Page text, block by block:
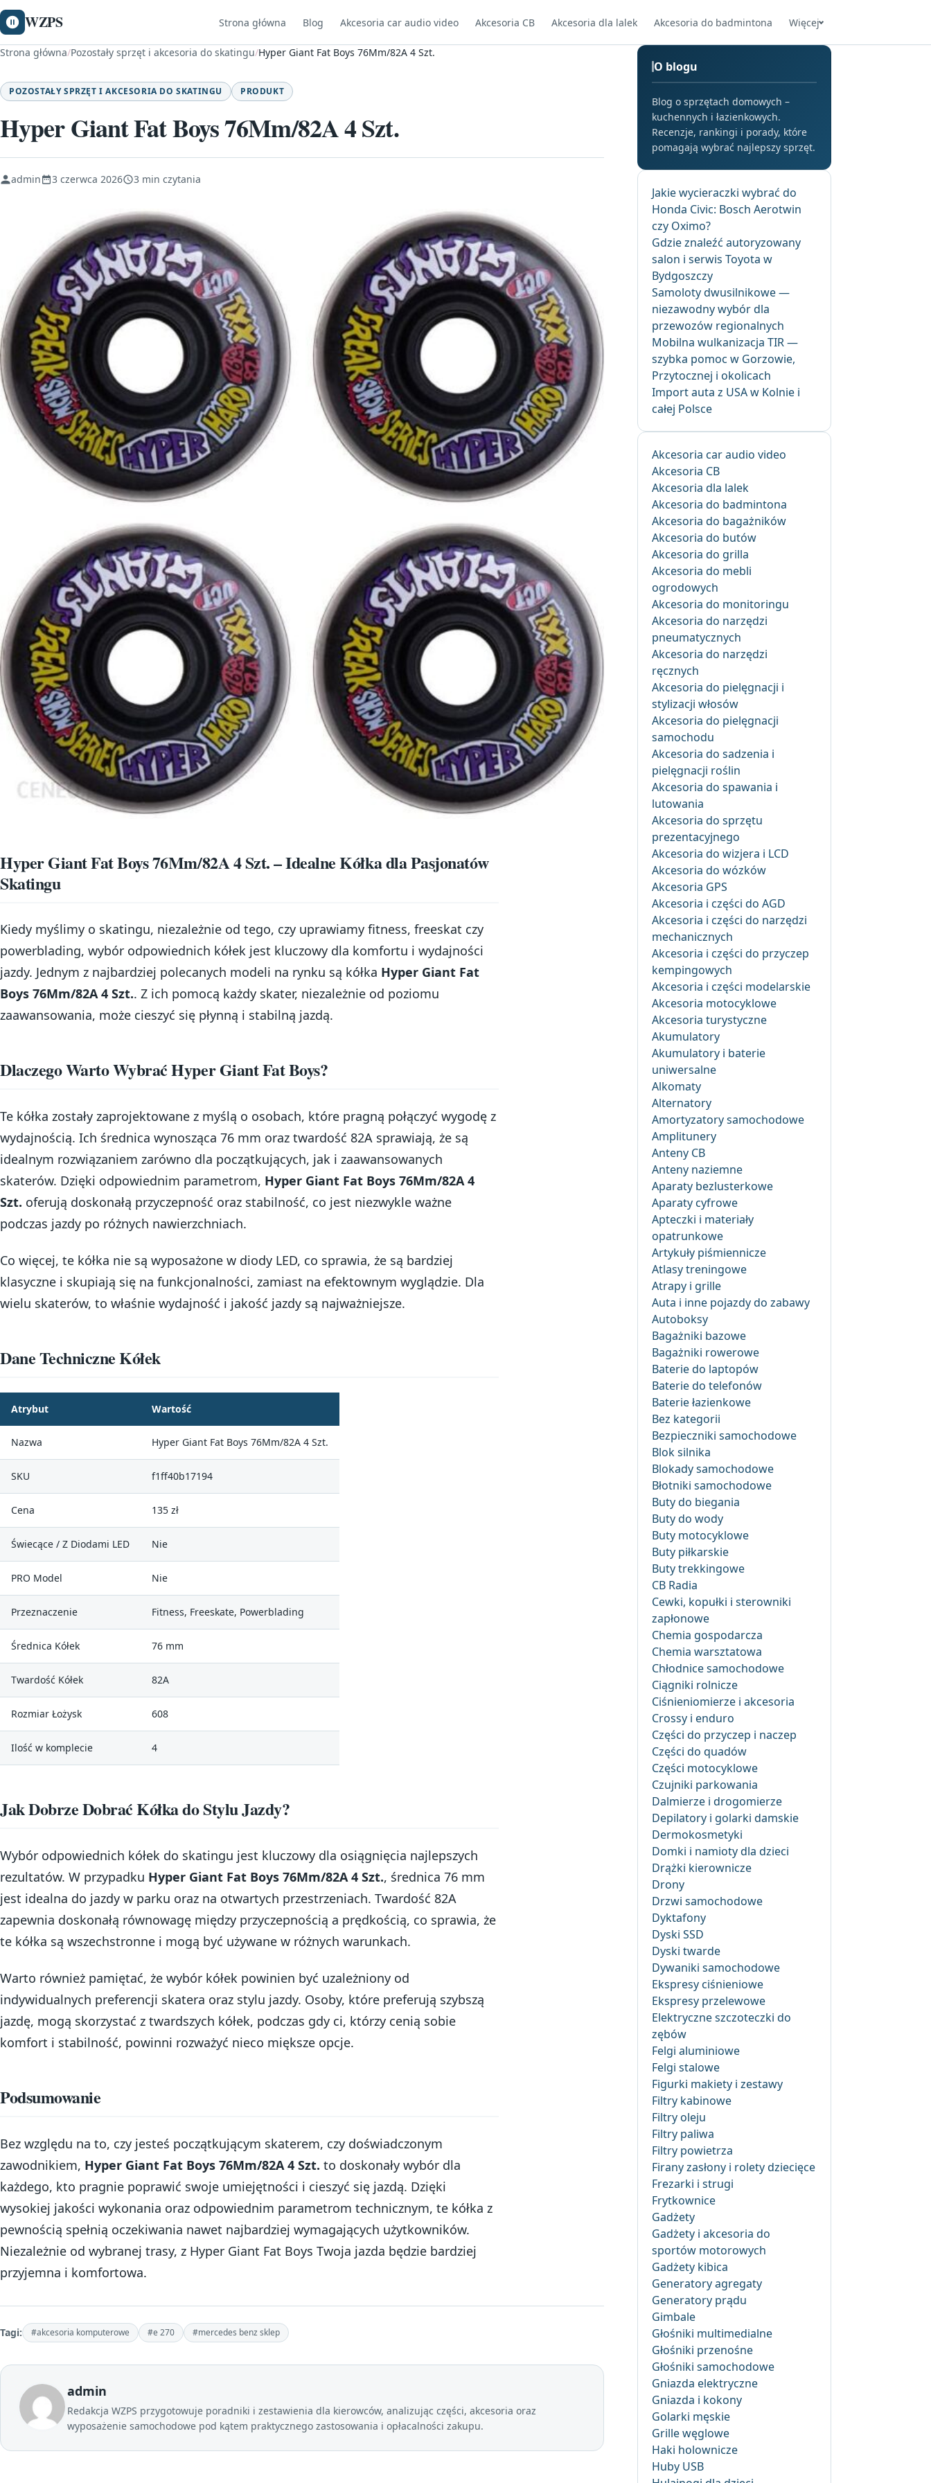
WZPS Strona główna Blog Akcesoria car audio video Akcesoria CB Akcesoria dla lalek Akcesoria do badmintona Więcej
Strona główna/Pozostały sprzęt i akcesoria do skatingu/Hyper Giant Fat Boys 76Mm/82A 4 Szt.
POZOSTAŁY SPRZĘT I AKCESORIA DO SKATINGU PRODUKT
Hyper Giant Fat Boys 76Mm/82A 4 Szt.
admin 3 czerwca 2026 3 min czytania
Hyper Giant Fat Boys 76Mm/82A 4 Szt. – Idealne Kółka dla Pasjonatów
Skatingu
Kiedy myślimy o skatingu, niezależnie od tego, czy uprawiamy fitness, freeskat czy
powerblading, wybór odpowiednich kółek jest kluczowy dla komfortu i wydajności
jazdy. Jednym z najbardziej polecanych modeli na rynku są kółka Hyper Giant Fat
Boys 76Mm/82A 4 Szt.. Z ich pomocą każdy skater, niezależnie od poziomu
zaawansowania, może cieszyć się płynną i stabilną jazdą.
Dlaczego Warto Wybrać Hyper Giant Fat Boys?
Te kółka zostały zaprojektowane z myślą o osobach, które pragną połączyć wygodę z
wydajnością. Ich średnica wynosząca 76 mm oraz twardość 82A sprawiają, że są
idealnym rozwiązaniem zarówno dla początkujących, jak i zaawansowanych
skaterów. Dzięki odpowiednim parametrom, Hyper Giant Fat Boys 76Mm/82A 4
Szt. oferują doskonałą przyczepność oraz stabilność, co jest niezwykle ważne
podczas jazdy po różnych nawierzchniach.
Co więcej, te kółka nie są wyposażone w diody LED, co sprawia, że są bardziej
klasyczne i skupiają się na funkcjonalności, zamiast na efektownym wyglądzie. Dla
wielu skaterów, to właśnie wydajność i jakość jazdy są najważniejsze.
Dane Techniczne Kółek
Atrybut Wartość
Nazwa Hyper Giant Fat Boys 76Mm/82A 4 Szt.
SKU f1ff40b17194
Cena 135 zł
Świecące / Z Diodami LED Nie
PRO Model Nie
Przeznaczenie Fitness, Freeskate, Powerblading
Średnica Kółek 76 mm
Twardość Kółek 82A
Rozmiar Łożysk 608
Ilość w komplecie 4
Jak Dobrze Dobrać Kółka do Stylu Jazdy?
Wybór odpowiednich kółek do skatingu jest kluczowy dla osiągnięcia najlepszych
rezultatów. W przypadku Hyper Giant Fat Boys 76Mm/82A 4 Szt., średnica 76 mm
jest idealna do jazdy w parku oraz na otwartych przestrzeniach. Twardość 82A
zapewnia doskonałą równowagę między przyczepnością a prędkością, co sprawia, że
te kółka są wszechstronne i mogą być używane w różnych warunkach.
Warto również pamiętać, że wybór kółek powinien być uzależniony od
indywidualnych preferencji skatera oraz stylu jazdy. Osoby, które preferują szybszą
jazdę, mogą skorzystać z twardszych kółek, podczas gdy ci, którzy cenią sobie
komfort i stabilność, powinni rozważyć nieco miększe opcje.
Podsumowanie
Bez względu na to, czy jesteś początkującym skaterem, czy doświadczonym
zawodnikiem, Hyper Giant Fat Boys 76Mm/82A 4 Szt. to doskonały wybór dla
każdego, kto pragnie poprawić swoje umiejętności i cieszyć się jazdą. Dzięki
wysokiej jakości wykonania oraz odpowiednim parametrom technicznym, te kółka z
pewnością spełnią oczekiwania nawet najbardziej wymagających użytkowników.
Niezależnie od wybranej trasy, z Hyper Giant Fat Boys Twoja jazda będzie bardziej
przyjemna i komfortowa.
Tagi: #akcesoria komputerowe #e 270 #mercedes benz sklep
admin
Redakcja WZPS przygotowuje poradniki i zestawienia dla kierowców, analizując części, akcesoria oraz
wyposażenie samochodowe pod kątem praktycznego zastosowania i opłacalności zakupu.
O blogu
Blog o sprzętach domowych –
kuchennych i łazienkowych.
Recenzje, rankingi i porady, które
pomagają wybrać najlepszy sprzęt.
Jakie wycieraczki wybrać do
Honda Civic: Bosch Aerotwin
czy Oximo?
Gdzie znaleźć autoryzowany
salon i serwis Toyota w
Bydgoszczy
Samoloty dwusilnikowe —
niezawodny wybór dla
przewozów regionalnych
Mobilna wulkanizacja TIR —
szybka pomoc w Gorzowie,
Przytocznej i okolicach
Import auta z USA w Kolnie i
całej Polsce
Akcesoria car audio video
Akcesoria CB
Akcesoria dla lalek
Akcesoria do badmintona
Akcesoria do bagażników
Akcesoria do butów
Akcesoria do grilla
Akcesoria do mebli
ogrodowych
Akcesoria do monitoringu
Akcesoria do narzędzi
pneumatycznych
Akcesoria do narzędzi
ręcznych
Akcesoria do pielęgnacji i
stylizacji włosów
Akcesoria do pielęgnacji
samochodu
Akcesoria do sadzenia i
pielęgnacji roślin
Akcesoria do spawania i
lutowania
Akcesoria do sprzętu
prezentacyjnego
Akcesoria do wizjera i LCD
Akcesoria do wózków
Akcesoria GPS
Akcesoria i części do AGD
Akcesoria i części do narzędzi
mechanicznych
Akcesoria i części do przyczep
kempingowych
Akcesoria i części modelarskie
Akcesoria motocyklowe
Akcesoria turystyczne
Akumulatory
Akumulatory i baterie
uniwersalne
Alkomaty
Alternatory
Amortyzatory samochodowe
Amplitunery
Anteny CB
Anteny naziemne
Aparaty bezlusterkowe
Aparaty cyfrowe
Apteczki i materiały
opatrunkowe
Artykuły piśmiennicze
Atlasy treningowe
Atrapy i grille
Auta i inne pojazdy do zabawy
Autoboksy
Bagażniki bazowe
Bagażniki rowerowe
Baterie do laptopów
Baterie do telefonów
Baterie łazienkowe
Bez kategorii
Bezpieczniki samochodowe
Blok silnika
Blokady samochodowe
Błotniki samochodowe
Buty do biegania
Buty do wody
Buty motocyklowe
Buty piłkarskie
Buty trekkingowe
CB Radia
Cewki, kopułki i sterowniki
zapłonowe
Chemia gospodarcza
Chemia warsztatowa
Chłodnice samochodowe
Ciągniki rolnicze
Ciśnieniomierze i akcesoria
Crossy i enduro
Części do przyczep i naczep
Części do quadów
Części motocyklowe
Czujniki parkowania
Dalmierze i drogomierze
Depilatory i golarki damskie
Dermokosmetyki
Domki i namioty dla dzieci
Drążki kierownicze
Drony
Drzwi samochodowe
Dyktafony
Dyski SSD
Dyski twarde
Dywaniki samochodowe
Ekspresy ciśnieniowe
Ekspresy przelewowe
Elektryczne szczoteczki do
zębów
Felgi aluminiowe
Felgi stalowe
Figurki makiety i zestawy
Filtry kabinowe
Filtry oleju
Filtry paliwa
Filtry powietrza
Firany zasłony i rolety dziecięce
Frezarki i strugi
Frytkownice
Gadżety
Gadżety i akcesoria do
sportów motorowych
Gadżety kibica
Generatory agregaty
Generatory prądu
Gimbale
Głośniki multimedialne
Głośniki przenośne
Głośniki samochodowe
Gniazda elektryczne
Gniazda i kokony
Golarki męskie
Grille węglowe
Haki holownicze
Huby USB